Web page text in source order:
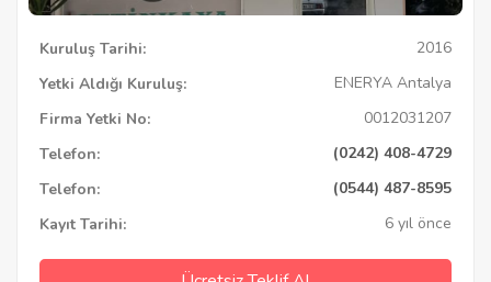
Kuruluş Tarihi:
2016
Yetki Aldığı Kuruluş:
ENERYA Antalya
Firma Yetki No:
0012031207
Telefon:
(0242) 408-4729
Telefon:
(0544) 487-8595
Kayıt Tarihi:
6 yıl önce